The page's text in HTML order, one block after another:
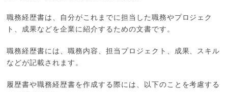
職務経歴書は、自分がこれまでに担当した職務やプロジェク
ト、成果などを企業に紹介するための文書です。
職務経歴書には、職務内容、担当プロジェクト、成果、スキル
などが記載されます。
履歴書や職務経歴書を作成する際には、以下のことを考慮する